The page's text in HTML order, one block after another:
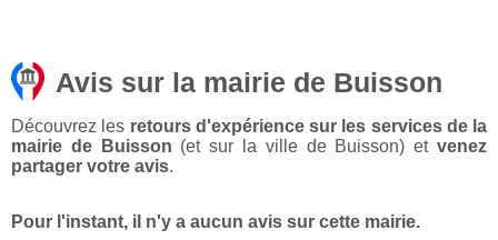
Avis sur la mairie de Buisson
Découvrez les retours d'expérience sur les services de la
mairie de Buisson (et sur la ville de Buisson) etvenez
partager votre avis.
Pour l'instant, il n'y a aucun avis sur cette mairie.